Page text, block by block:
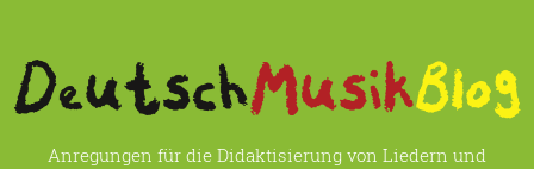
Anregungen für die Didaktisierung von Liedern und